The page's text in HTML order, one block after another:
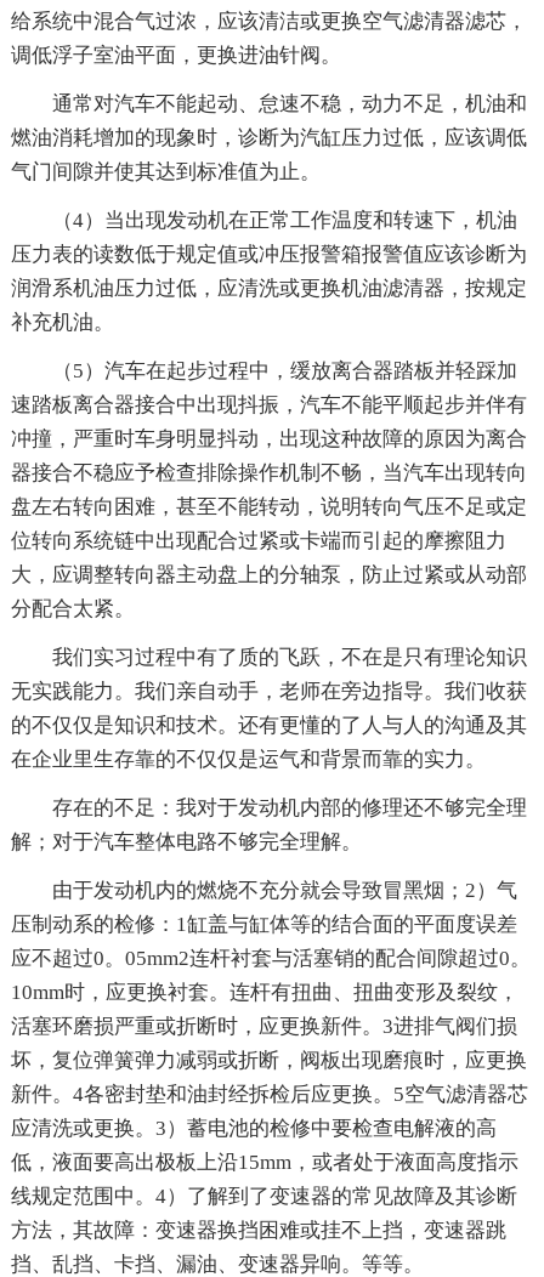
给系统中混合气过浓，应该清洁或更换空气滤清器滤芯，
调低浮子室油平面，更换进油针阀。
通常对汽车不能起动、怠速不稳，动力不足，机油和
燃油消耗增加的现象时，诊断为汽缸压力过低，应该调低
气门间隙并使其达到标准值为止。
（4）当出现发动机在正常工作温度和转速下，机油
压力表的读数低于规定值或冲压报警箱报警值应该诊断为
润滑系机油压力过低，应清洗或更换机油滤清器，按规定
补充机油。
（5）汽车在起步过程中，缓放离合器踏板并轻踩加
速踏板离合器接合中出现抖振，汽车不能平顺起步并伴有
冲撞，严重时车身明显抖动，出现这种故障的原因为离合
器接合不稳应予检查排除操作机制不畅，当汽车出现转向
盘左右转向困难，甚至不能转动，说明转向气压不足或定
位转向系统链中出现配合过紧或卡端而引起的摩擦阻力
大，应调整转向器主动盘上的分轴泵，防止过紧或从动部
分配合太紧。
我们实习过程中有了质的飞跃，不在是只有理论知识
无实践能力。我们亲自动手，老师在旁边指导。我们收获
的不仅仅是知识和技术。还有更懂的了人与人的沟通及其
在企业里生存靠的不仅仅是运气和背景而靠的实力。
存在的不足：我对于发动机内部的修理还不够完全理
解；对于汽车整体电路不够完全理解。
由于发动机内的燃烧不充分就会导致冒黑烟；2）气
压制动系的检修：1缸盖与缸体等的结合面的平面度误差
应不超过0。05mm2连杆衬套与活塞销的配合间隙超过0。
10mm时，应更换衬套。连杆有扭曲、扭曲变形及裂纹，
活塞环磨损严重或折断时，应更换新件。3进排气阀们损
坏，复位弹簧弹力减弱或折断，阀板出现磨痕时，应更换
新件。4各密封垫和油封经拆检后应更换。5空气滤清器芯
应清洗或更换。3）蓄电池的检修中要检查电解液的高
低，液面要高出极板上沿15mm，或者处于液面高度指示
线规定范围中。4）了解到了变速器的常见故障及其诊断
方法，其故障：变速器换挡困难或挂不上挡，变速器跳
挡、乱挡、卡挡、漏油、变速器异响。等等。